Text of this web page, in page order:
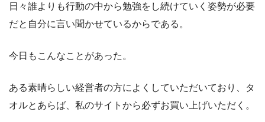
日々誰よりも行動の中から勉強をし続けていく姿勢が必要
だと自分に言い聞かせているからである。
今日もこんなことがあった。
ある素晴らしい経営者の方によくしていただいており、タ
オルとあらば、私のサイトから必ずお買い上げいただく。